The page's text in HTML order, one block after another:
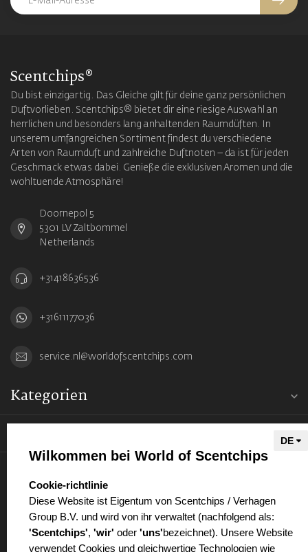
Scentchips®
Du bist einzigartig. Das Gleiche gilt für deine ganz persönlichen
Duftvorlieben. Scentchips® bietet dir eine riesige Auswahl an
herrlichen und besonders lang anhaltenden Raumdüften. In
unserem umfangreichen Sortiment findest du verschiedene
Arten von Raumduft und zahlreiche Duftnoten – da ist für jeden
Geschmack etwas dabei. Genieße die exklusiven Aromen und die
wohltuende Atmosphäre!
Doornepol 5
5301 LV Zaltbommel
Netherlands
+31418636536
+31611177036
service.nl@worldofscentchips.com
Kategorien
Wilkommen bei World of Scentchips
select language
Cookie-richtlinie
Diese Website ist Eigentum von Scentchips / Verhagen
Group B.V. und wird von ihr verwaltet (nachfolgend als:
'Scentchips', 'wir' oder 'uns'bezeichnet). Unsere Website
verwendet Cookies und gleichwertige Technologien wie